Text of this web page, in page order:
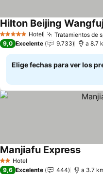
5 Estrellas Hotel Tratamientos de
Hilton Beijing
9,0 Excelente 9.733 a 8.7
Elige fechas para ver los
2 Estrellas
Hotel
Manjiafu Express
9,6 Excelente 444 a 3.7